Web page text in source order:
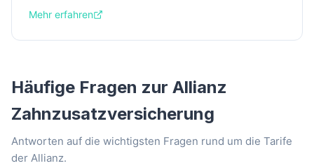
Mehr erfahren
Häufige Fragen zur Allianz
Zahnzusatzversicherung
Antworten auf die wichtigsten Fragen rund um die Tarife
der Allianz.